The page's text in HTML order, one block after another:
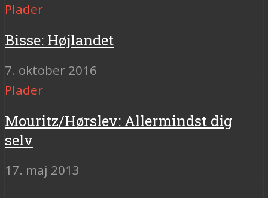
Plader
Bisse: Højlandet
7. oktober 2016
Plader
Mouritz/Hørslev: Allermindst dig
selv
17. maj 2013